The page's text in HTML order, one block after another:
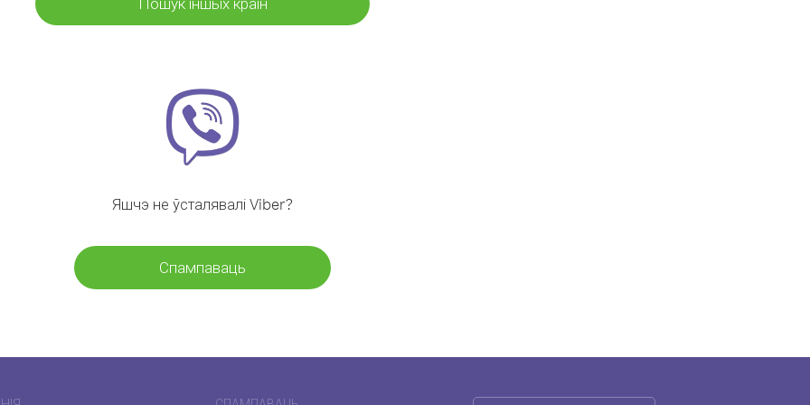
Яшчэ не ўсталявалі Viber?
Спампаваць